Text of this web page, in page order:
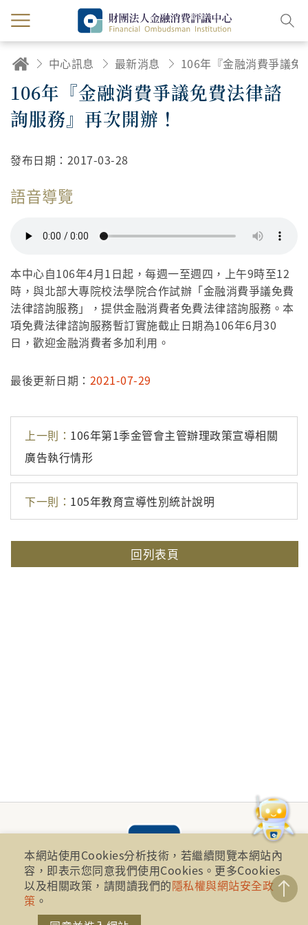
中心訊息 最新消息
106年『金融消費爭議免費法律諮
詢服務』再次開辦！
發布日期： 2017-03-28
語音導覽
本中心自106年4月1日起，每週一至週四，上午9時至12
時，與北部大專院校法學院合作試辦「金融消費爭議免費
法律諮詢服務」，提供金融消費者免費法律諮詢服務。本
項免費法律諮詢服務暫訂實施截止日期為106年6月30
日，歡迎金融消費者多加利用。
最後更新日期： 2021-07-29
上一則： 106年第1季金管會主管辦理政策宣導相關
廣告執行情形
下一則： 105年教育宣導性別統計說明
回列表頁
本網站使用Cookies分析技術，若繼續閱覽本網站內
容，即表示您同意我們使用Cookies。更多Cookies
以及相關政策，請閱讀我們的隱私權與網站安全政
策 。